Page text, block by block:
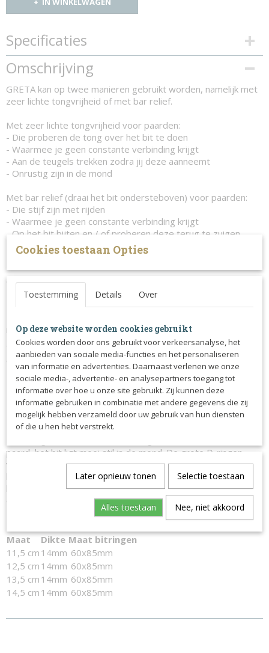
Specificaties
Productcode
1162-10421
Omschrijving
GRETA kan op twee manieren gebruikt worden, namelijk met
zeer lichte tongvrijheid of met bar relief.
Met zeer lichte tongvrijheid voor paarden:
- Die proberen de tong over het bit te doen
- Waarmee je geen constante verbinding krijgt
- Aan de teugels trekken zodra jij deze aanneemt
- Onrustig zijn in de mond
Met bar relief (draai het bit ondersteboven) voor paarden:
- Die stijf zijn met rijden
- Waarmee je geen constante verbinding krijgt
- Op het bit bijten en / of proberen deze terug te zuigen
- Geen contact zoeken met de hand
- Bit niet aannemen / achter de hand gaan lopen
GRETA is 100% glad, ook op de plek waar het bit breekt.
Het bit zal hierdoor nooit in het gehemelte prikken.
manier rond de tong vormt (indien deze op de 1e manier
gebruikt wordt). De druk wordt gelijkmatig verdeeld.
GRETA is ideaal voor:
- Jonge of gevoelige paarden
- Paarden die de voorkeur geven aan een enkelgebroken bit
- Paarden die onrustig worden van een dubbelgebroken bit
- Paarden die te stug worden op een ongebroken bit
- Paarden die snel wondjes krijgen bij de mondhoeken
paard, het bit ligt mooi stil in de mond. De grote D-ringen
voorkomen dat het bit heen en weer schuift. Daarnaast
kunnen de rechte zijkanten helpen bij het sturen en
begrenzen, dit kan vooral voor jonge of onervaren paarden
Maat Dikte Maat bitringen
11,5 cm 14mm 60x85mm
12,5 cm 14mm 60x85mm
13,5 cm 14mm 60x85mm
14,5 cm 14mm 60x85mm
Cookies toestaan Opties
Toestemming Details Over
Op deze website worden cookies gebruikt
Cookies worden door ons gebruikt voor verkeersanalyse, het
aanbieden van sociale media-functies en het personaliseren
van informatie en advertenties. Daarnaast verlenen we onze
sociale media-, advertentie- en analysepartners toegang tot
informatie over hoe u onze site gebruikt. Zij kunnen deze
informatie gebruiken in combinatie met andere gegevens die zij
mogelijk hebben verzameld door uw gebruik van hun diensten
of die u hen hebt verstrekt.
Later opnieuw tonen Selectie toestaan
Alles toestaan Nee, niet akkoord